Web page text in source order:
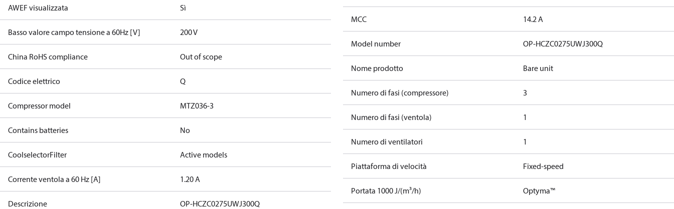
AWEF visualizzata Sì
Basso valore campo tensione a 60Hz [V] 200 V
China RoHS compliance Out of scope
Codice elettrico Q
Compressor model MTZ036-3
Contains batteries No
CoolselectorFilter Active models
Corrente ventola a 60 Hz [A] 1.20 A
Descrizione OP-HCZC0275UWJ300Q
MCC 14.2 A
Model number OP-HCZC0275UWJ300Q
Nome prodotto Bare unit
Numero di fasi (compressore) 3
Numero di fasi (ventola) 1
Numero di ventilatori 1
Piattaforma di velocità Fixed-speed
Portata 1000 J/(m³/h) Optyma™